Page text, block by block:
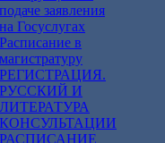
подаче заявления
на Госуслугах
Расписание в
магистратуру
РЕГИСТРАЦИЯ.
РУССКИЙ И
ЛИТЕРАТУРА
КОНСУЛЬТАЦИИ
РАСПИСАНИЕ